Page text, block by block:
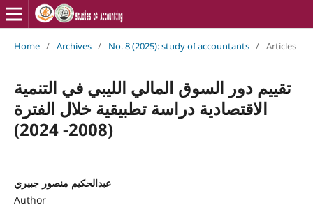
Home / Archives / No. 8 (2025): study of accountants / Articles
تقييم دور السوق المالي الليبي في التنمية
الاقتصادية دراسة تطبيقية خلال الفترة
(2008- 2024)
عبدالحكيم منصور جبيري
Author